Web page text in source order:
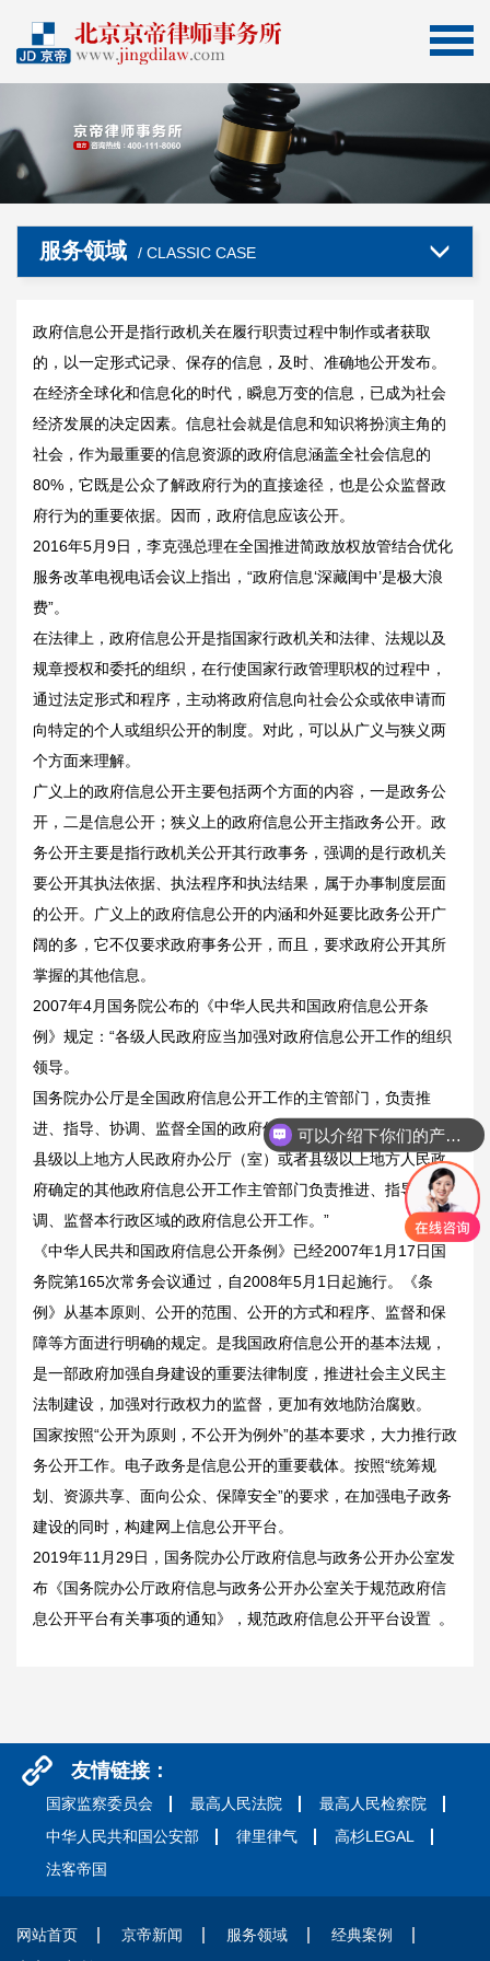
服务领域 / CLASSIC CASE
政府信息公开是指行政机关在履行职责过程中制作或者获取
的，以一定形式记录、保存的信息，及时、准确地公开发布。
在经济全球化和信息化的时代，瞬息万变的信息，已成为社会
经济发展的决定因素。信息社会就是信息和知识将扮演主角的
社会，作为最重要的信息资源的政府信息涵盖全社会信息的
80%，它既是公众了解政府行为的直接途径，也是公众监督政
府行为的重要依据。因而，政府信息应该公开。
2016年5月9日，李克强总理在全国推进简政放权放管结合优化
服务改革电视电话会议上指出，“政府信息‘深藏闺中’是极大浪
费”。
在法律上，政府信息公开是指国家行政机关和法律、法规以及
规章授权和委托的组织，在行使国家行政管理职权的过程中，
通过法定形式和程序，主动将政府信息向社会公众或依申请而
向特定的个人或组织公开的制度。对此，可以从广义与狭义两
个方面来理解。
广义上的政府信息公开主要包括两个方面的内容，一是政务公
开，二是信息公开；狭义上的政府信息公开主指政务公开。政
务公开主要是指行政机关公开其行政事务，强调的是行政机关
要公开其执法依据、执法程序和执法结果，属于办事制度层面
的公开。广义上的政府信息公开的内涵和外延要比政务公开广
阔的多，它不仅要求政府事务公开，而且，要求政府公开其所
掌握的其他信息。
2007年4月国务院公布的《中华人民共和国政府信息公开条
例》规定：“各级人民政府应当加强对政府信息公开工作的组织
领导。
国务院办公厅是全国政府信息公开工作的主管部门，负责推
进、指导、协调、监督全国的政府信息公开工作。
县级以上地方人民政府办公厅（室）或者县级以上地方人民政
府确定的其他政府信息公开工作主管部门负责推进、指导、协
调、监督本行政区域的政府信息公开工作。”
《中华人民共和国政府信息公开条例》已经2007年1月17日国
务院第165次常务会议通过，自2008年5月1日起施行。《条
例》从基本原则、公开的范围、公开的方式和程序、监督和保
障等方面进行明确的规定。是我国政府信息公开的基本法规，
是一部政府加强自身建设的重要法律制度，推进社会主义民主
法制建设，加强对行政权力的监督，更加有效地防治腐败。
国家按照“公开为原则，不公开为例外”的基本要求，大力推行政
务公开工作。电子政务是信息公开的重要载体。按照“统筹规
划、资源共享、面向公众、保障安全”的要求，在加强电子政务
建设的同时，构建网上信息公开平台。
2019年11月29日，国务院办公厅政府信息与政务公开办公室发
布《国务院办公厅政府信息与政务公开办公室关于规范政府信
息公开平台有关事项的通知》，规范政府信息公开平台设置 。
友情链接：
国家监察委员会 最高人民法院
最高人民检察院
中华人民共和国公安部
律里律气
高杉LEGAL
法客帝国
网站首页 京帝新闻 服务领域
经典案例
可以介绍下你们的产品么